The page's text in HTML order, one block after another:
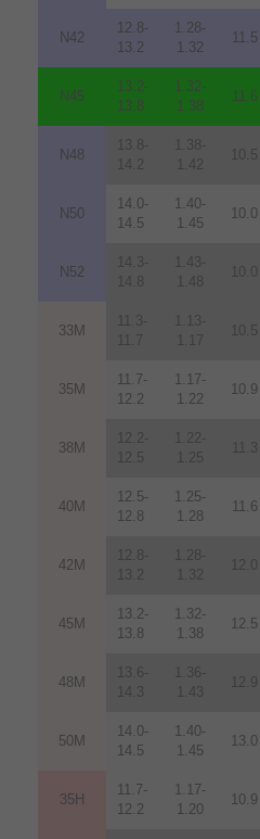
N42
12.8-
13.2
1.28-
1.32
11.5
N45
13.2-
13.8
1.32-
1.38
11.6
N48
13.8-
14.2
1.38-
1.42
10.5
N50
14.0-
14.5
1.40-
1.45
10.0
N52
14.3-
14.8
1.43-
1.48
10.0
33M
11.3-
11.7
1.13-
1.17
10.5
35M
11.7-
12.2
1.17-
1.22
10.9
38M
12.2-
12.5
1.22-
1.25
11.3
40M
12.5-
12.8
1.25-
1.28
11.6
42M
12.8-
13.2
1.28-
1.32
12.0
45M
13.2-
13.8
1.32-
1.38
12.5
48M
13.6-
14.3
1.36-
1.43
12.9
50M
14.0-
14.5
1.40-
1.45
13.0
35H
11.7-
12.2
1.17-
1.20
10.9